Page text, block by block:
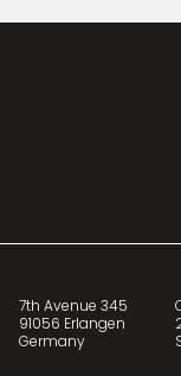
7th Avenue 345
91056 Erlangen
Germany